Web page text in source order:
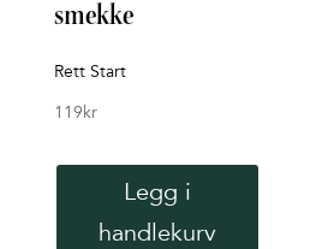
smekke
Rett Start
119kr
Legg i
handlekurv